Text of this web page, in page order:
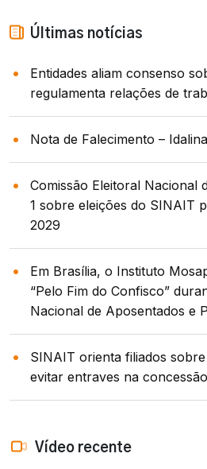
Últimas notícias
Entidades aliam consenso
regulamenta relações de
Nota de Falecimento –
Comissão Eleitoral Nacional
1 sobre eleições do SINAIT
2029
Em Brasília, o Instituto
“Pelo Fim do Confisco”
Nacional de Aposentados e
SINAIT orienta filiados
evitar entraves na
Vídeo recente